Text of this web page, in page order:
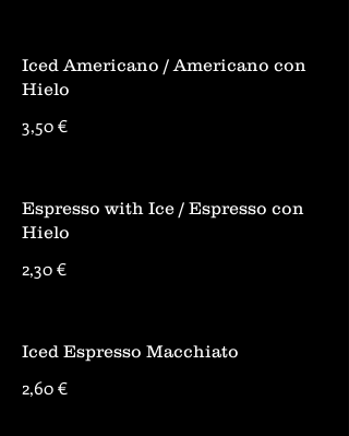
Iced Americano / Americano con
Hielo
3,50 €
Espresso with Ice / Espresso con
Hielo
2,30 €
Iced Espresso Macchiato
2,60 €